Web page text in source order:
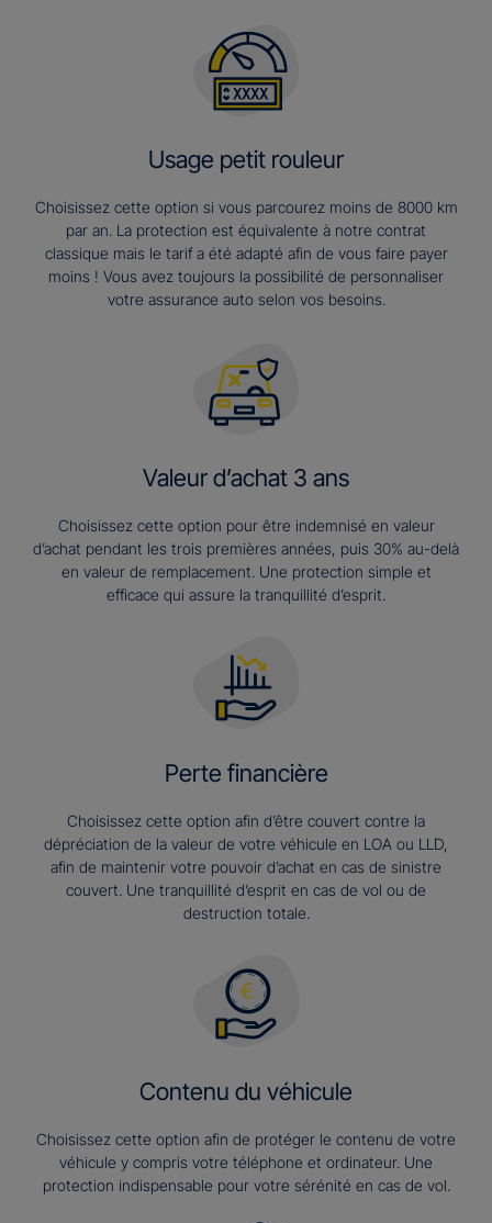
Usage petit rouleur
Choisissez cette option si vous parcourez moins de 8000 km
par an. La protection est équivalente à notre contrat
classique mais le tarif a été adapté afin de vous faire payer
moins ! Vous avez toujours la possibilité de personnaliser
votre assurance auto selon vos besoins.
Valeur d’achat 3 ans​
Choisissez cette option pour être indemnisé en valeur
d’achat pendant les trois premières années, puis 30% au-delà
en valeur de remplacement. Une protection simple et
efficace qui assure la tranquillité d’esprit.
Perte financière
Choisissez cette option afin d’être couvert contre la
dépréciation de la valeur de votre véhicule en LOA ou LLD,
afin de maintenir votre pouvoir d’achat en cas de sinistre
couvert. Une tranquillité d’esprit en cas de vol ou de
destruction totale.
Contenu du véhicule
Choisissez cette option afin de protéger le contenu de votre
véhicule y compris votre téléphone et ordinateur. Une
protection indispensable pour votre sérénité en cas de vol.